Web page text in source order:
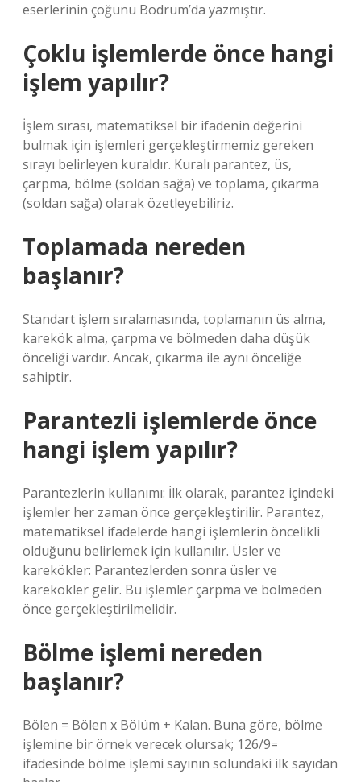
eserlerinin çoğunu Bodrum’da yazmıştır.
Çoklu işlemlerde önce hangi
işlem yapılır?
İşlem sırası, matematiksel bir ifadenin değerini
bulmak için işlemleri gerçekleştirmemiz gereken
sırayı belirleyen kuraldır. Kuralı parantez, üs,
çarpma, bölme (soldan sağa) ve toplama, çıkarma
(soldan sağa) olarak özetleyebiliriz.
Toplamada nereden
başlanır?
Standart işlem sıralamasında, toplamanın üs alma,
karekök alma, çarpma ve bölmeden daha düşük
önceliği vardır. Ancak, çıkarma ile aynı önceliğe
sahiptir.
Parantezli işlemlerde önce
hangi işlem yapılır?
Parantezlerin kullanımı: İlk olarak, parantez içindeki
işlemler her zaman önce gerçekleştirilir. Parantez,
matematiksel ifadelerde hangi işlemlerin öncelikli
olduğunu belirlemek için kullanılır. Üsler ve
karekökler: Parantezlerden sonra üsler ve
karekökler gelir. Bu işlemler çarpma ve bölmeden
önce gerçekleştirilmelidir.
Bölme işlemi nereden
başlanır?
Bölen = Bölen x Bölüm + Kalan. Buna göre, bölme
işlemine bir örnek verecek olursak; 126/9=
ifadesinde bölme işlemi sayının solundaki ilk sayıdan